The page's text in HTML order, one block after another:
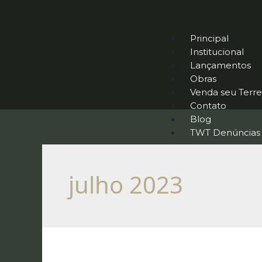
Principal
Institucional
Lançamentos
Obras
Venda seu
Contato
Blog
TWT Denúncias
julho 2023